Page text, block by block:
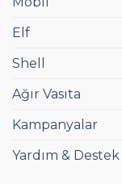
Elf
Shell
Ağır Vasıta
Kampanyalar
Yardım & Destek